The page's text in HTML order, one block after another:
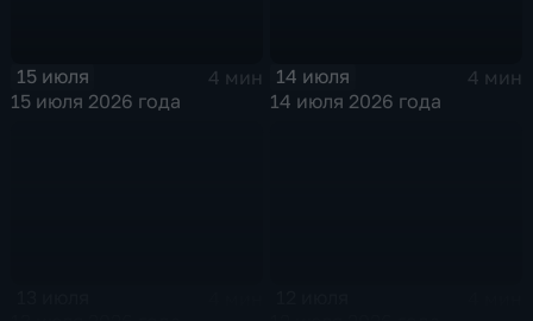
15 июля
4 мин
15 июля 2026 года
14 июля
4 мин
14 июля 2026 года